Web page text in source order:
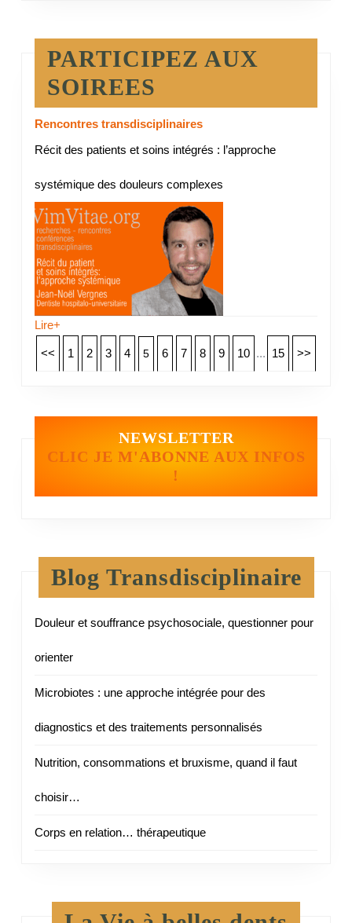
PARTICIPEZ AUX
SOIREES
Rencontres transdisciplinaires
Récit des patients et soins intégrés : l’approche
systémique des douleurs complexes
Lire+
<< 1 2 3 4 5 6 7 8 9 10 ... 15 >>
NEWSLETTER
CLIC JE M'ABONNE AUX INFOS
!
Blog Transdisciplinaire
Douleur et souffrance psychosociale, questionner pour
orienter
Microbiotes : une approche intégrée pour des
diagnostics et des traitements personnalisés
Nutrition, consommations et bruxisme, quand il faut
choisir…
Corps en relation… thérapeutique